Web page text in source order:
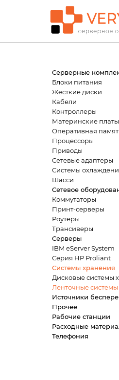
Серверные
Блоки питания
Жесткие диски
Кабели
Контроллеры
Материнские платы
Оперативная
Процессоры
Приводы
Сетевые адаптеры
Системы
Шасси
Сетевое
Коммутаторы
Принт-серверы
Роутеры
Трансиверы
Серверы
IBM eServer System
Серия HP Proliant
Системы хранения
Дисковые системы
Ленточные
Источники
Прочее
Рабочие станции
Расходные
Телефония